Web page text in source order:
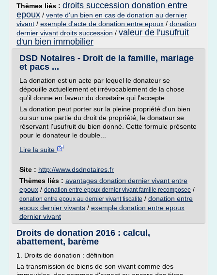
Thèmes liés : droits succession donation entre
epoux / vente d'un bien en cas de donation au dernier
vivant / exemple d'acte de donation entre epoux / donation
dernier vivant droits succession / valeur de l'usufruit
d'un bien immobilier
DSD Notaires - Droit de la famille, mariage
et pacs ...
La donation est un acte par lequel le donateur se
dépouille actuellement et irrévocablement de la chose
qu'il donne en faveur du donataire qui l'accepte.
La donation peut porter sur la pleine propriété d'un bien
ou sur une partie du droit de propriété, le donateur se
réservant l'usufruit du bien donné. Cette formule présente
pour le donateur le double...
Lire la suite
Site : http://www.dsdnotaires.fr
Thèmes liés : avantages donation dernier vivant entre
epoux / donation entre epoux dernier vivant famille recomposee /
donation entre epoux au dernier vivant fiscalite / donation entre
epoux dernier vivants / exemple donation entre epoux
dernier vivant
Droits de donation 2016 : calcul,
abattement, barème
1. Droits de donation : définition
La transmission de biens de son vivant comme des